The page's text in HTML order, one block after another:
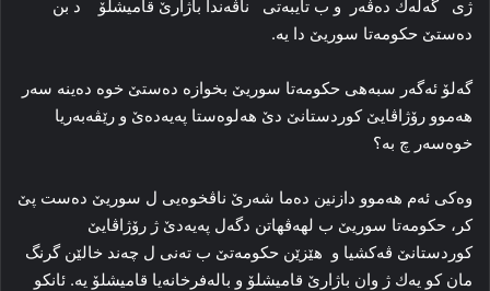
ژی گەلەك دەڤەر و ب تایبەتی ناڤەندا باژارێ قامیشلۆ د بن
دەستێ حكومەتا سوریێ دا یە.
گەلۆ ئەگەر سبەھی حكومەتا سوریێ بخوازە دەستێ خوە دەینە سەر
ھەموو رۆژاڤایێ كوردستانێ دێ ھەلوەستا پەیەدەێ و رێڤەبەریا
خوەسەر چ بە؟
وەكی ئەم ھەموو دازنین دەما شەرێ ناڤخوەیی ل سوریێ دەست پێ
كر، حكومەتا سوریێ ب لھەڤھاتن دگەل پەیەدێ ژ رۆژاڤایێ
كوردستانێ ڤەكشیا و ھێزێن حكومەتێ ب تەنی ل چەند خالێن گرنگ
مان كو یەك ژ وان باژارێ قامیشلۆ و بالەفرخانەیا قامیشلۆ یە. ئانكو